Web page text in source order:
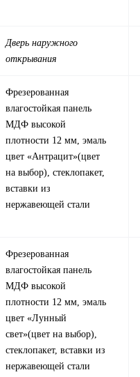
Дверь наружного
открывания
Фрезерованная
влагостойкая панель
МДФ высокой
плотности 12 мм, эмаль
цвет «Антрацит»(цвет
на выбор), стеклопакет,
вставки из
нержавеющей стали
Фрезерованная
влагостойкая панель
МДФ высокой
плотности 12 мм, эмаль
цвет «Лунный
свет»(цвет на выбор),
стеклопакет, вставки из
нержавеющей стали